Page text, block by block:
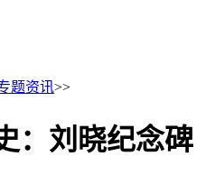
题资讯>>
：刘晓纪念碑